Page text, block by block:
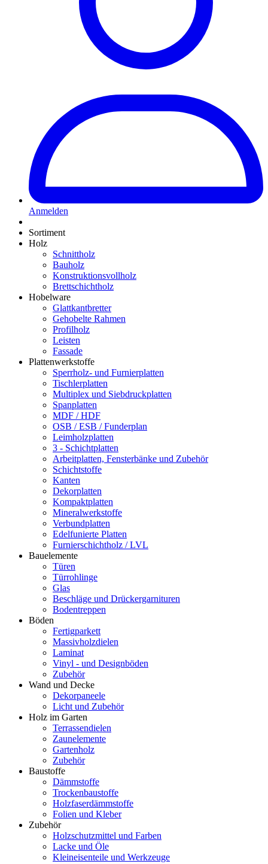
Anmelden
Sortiment
Holz
Schnittholz
Bauholz
Konstruktionsvollholz
Brettschichtholz
Hobelware
Glattkantbretter
Gehobelte Rahmen
Profilholz
Leisten
Fassade
Plattenwerkstoffe
Sperrholz- und Furnierplatten
Tischlerplatten
Multiplex und Siebdruckplatten
Spanplatten
MDF / HDF
OSB / ESB / Funderplan
Leimholzplatten
3 - Schichtplatten
Arbeitplatten, Fensterbänke und Zubehör
Schichtstoffe
Kanten
Dekorplatten
Kompaktplatten
Mineralwerkstoffe
Verbundplatten
Edelfunierte Platten
Furnierschichtholz / LVL
Bauelemente
Türen
Türrohlinge
Glas
Beschläge und Drückergarnituren
Bodentreppen
Böden
Fertigparkett
Massivholzdielen
Laminat
Vinyl - und Designböden
Zubehör
Wand und Decke
Dekorpaneele
Licht und Zubehör
Holz im Garten
Terrassendielen
Zaunelemente
Gartenholz
Zubehör
Baustoffe
Dämmstoffe
Trockenbaustoffe
Holzfaserdämmstoffe
Folien und Kleber
Zubehör
Holzschutzmittel und Farben
Lacke und Öle
Kleineisenteile und Werkzeuge